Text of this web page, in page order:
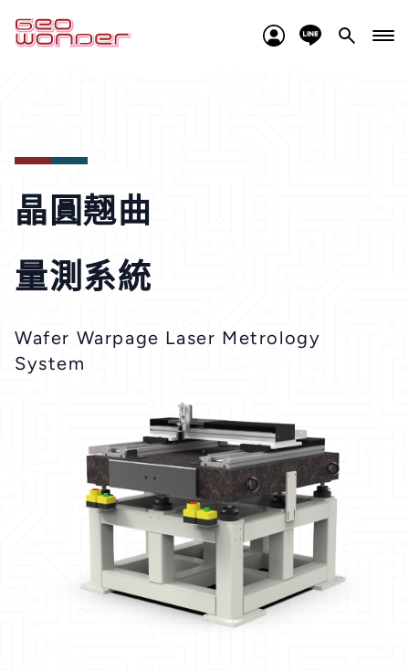
下載檔案
關於佳靖
最新消息
晶圓翹曲
量測系統
Wafer Warpage Laser Metrology
System